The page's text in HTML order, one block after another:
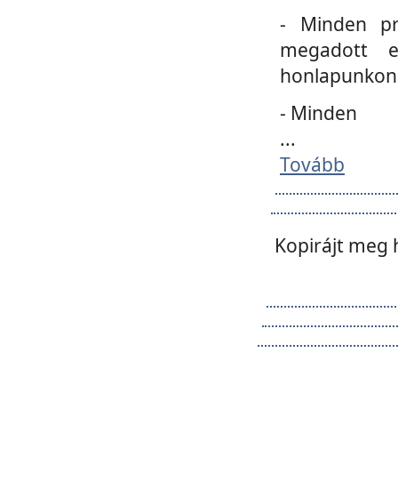
- Minden
megadott
- Minden
...
Tovább
Kopirájt meg